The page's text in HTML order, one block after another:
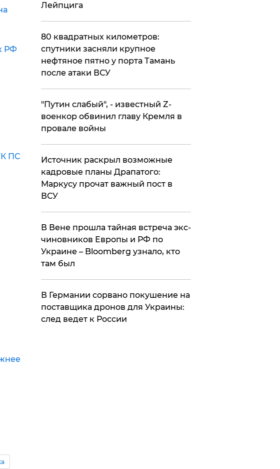
РФ
ПС
Лейпцига
80 квадратных километров:
спутники засняли крупное
нефтяное пятно у порта Тамань
после атаки ВСУ
​"Путин слабый", - известный Z-
военкор обвинил главу Кремля в
провале войны
​Источник раскрыл возможные
кадровые планы Драпатого:
Маркусу прочат важный пост в
ВСУ
В Вене прошла тайная встреча экс-
чиновников Европы и РФ по
Украине – Bloomberg узнало, кто
там был
​В Германии сорвано покушение на
поставщика дронов для Украины:
след ведет к России